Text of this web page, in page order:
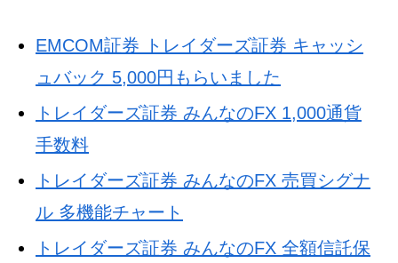
EMCOM証券 トレイダーズ証券 キャッシ
ュバック 5,000円もらいました
トレイダーズ証券 みんなのFX 1,000通貨
手数料
トレイダーズ証券 みんなのFX 売買シグナ
ル 多機能チャート
トレイダーズ証券 みんなのFX 全額信託保